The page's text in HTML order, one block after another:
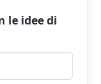
le idee di